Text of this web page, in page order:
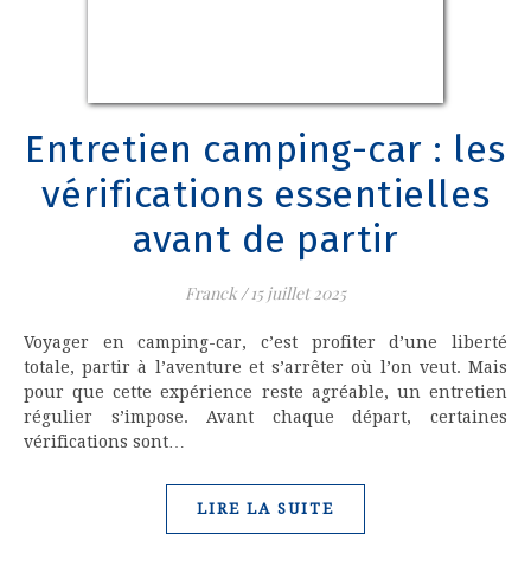
Entretien camping-car : les
vérifications essentielles
avant de partir
Franck/ 15 juillet 2025
Voyager en camping-car, c’est profiter d’une liberté
totale, partir à l’aventure et s’arrêter où l’on veut. Mais
pour que cette expérience reste agréable, un entretien
régulier s’impose. Avant chaque départ, certaines
vérifications sont…
LIRE LA SUITE